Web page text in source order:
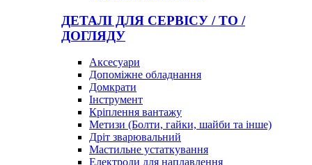
ДЕТАЛІ ДЛЯ СЕРВІСУ / ТО /
ДОГЛЯДУ
Аксесуари
Допоміжне обладнання
Домкрати
Інструмент
Кріплення вантажу
Метизи (Болти, гайки, шайби та інше)
Дріт зварювальний
Мастильне устаткування
Електроди для наплавлення